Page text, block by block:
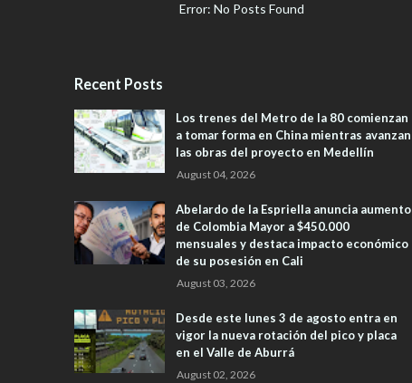
Error: No Posts Found
Recent Posts
Los trenes del Metro de la 80 comienzan
a tomar forma en China mientras avanzan
las obras del proyecto en Medellín
August 04, 2026
Abelardo de la Espriella anuncia aumento
de Colombia Mayor a $450.000
mensuales y destaca impacto económico
de su posesión en Cali
August 03, 2026
Desde este lunes 3 de agosto entra en
vigor la nueva rotación del pico y placa
en el Valle de Aburrá
August 02, 2026